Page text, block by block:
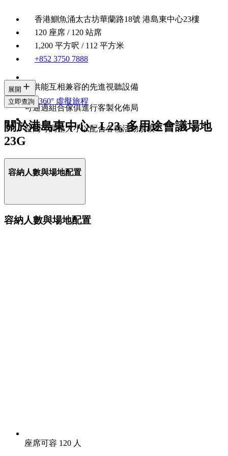
香港鰂魚涌太古坊華蘭路18號 港島東中心23樓
120 座席 / 120 站席
1,200 平方呎 / 112 平方米
+852 3750 7888
提供能互相兼容的先進視聽設備
可通過組合傢俱進行客製化佈局
空間可調整大小以配合各種活動規模
展開
立即查詢 360° 虛擬旅程
關於港島東中心 - L23, 多用途會議場地
23G
容納人數與場地配置
容納人數與場地配置
座席可容 120 人